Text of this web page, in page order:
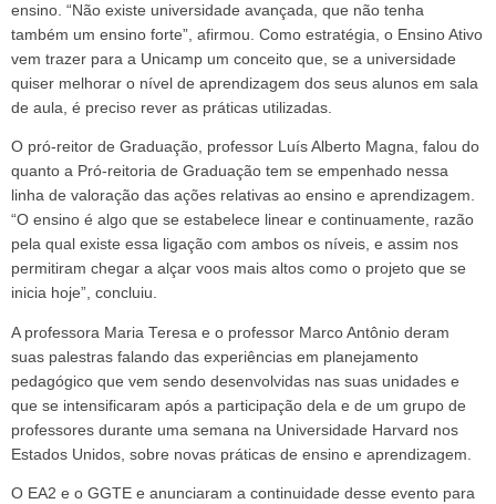
ensino. “Não existe universidade avançada, que não tenha
também um ensino forte”, afirmou. Como estratégia, o Ensino Ativo
vem trazer para a Unicamp um conceito que, se a universidade
quiser melhorar o nível de aprendizagem dos seus alunos em sala
de aula, é preciso rever as práticas utilizadas.
O pró-reitor de Graduação, professor Luís Alberto Magna, falou do
quanto a Pró-reitoria de Graduação tem se empenhado nessa
linha de valoração das ações relativas ao ensino e aprendizagem.
“O ensino é algo que se estabelece linear e continuamente, razão
pela qual existe essa ligação com ambos os níveis, e assim nos
permitiram chegar a alçar voos mais altos como o projeto que se
inicia hoje”, concluiu.
A professora Maria Teresa e o professor Marco Antônio deram
suas palestras falando das experiências em planejamento
pedagógico que vem sendo desenvolvidas nas suas unidades e
que se intensificaram após a participação dela e de um grupo de
professores durante uma semana na Universidade Harvard nos
Estados Unidos, sobre novas práticas de ensino e aprendizagem.
O EA2 e o GGTE e anunciaram a continuidade desse evento para